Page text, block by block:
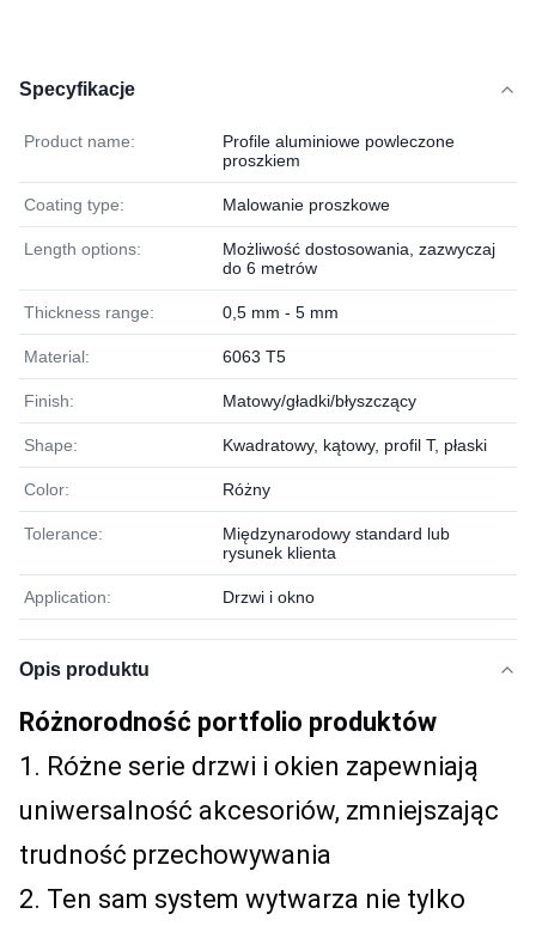
Specyfikacje
Product name:
Profile aluminiowe powleczone
proszkiem
Coating type: Malowanie proszkowe
Length options:
Możliwość dostosowania, zazwyczaj
do 6 metrów
Thickness range: 0,5 mm - 5 mm
Material: 6063 T5
Finish: Matowy/gładki/błyszczący
Shape: Kwadratowy, kątowy, profil T, płaski
Color: Różny
Tolerance:
Międzynarodowy standard lub
rysunek klienta
Application: Drzwi i okno
Opis produktu
Różnorodność portfolio produktów
1. Różne serie drzwi i okien zapewniają
uniwersalność akcesoriów, zmniejszając
trudność przechowywania
2. Ten sam system wytwarza nie tylko